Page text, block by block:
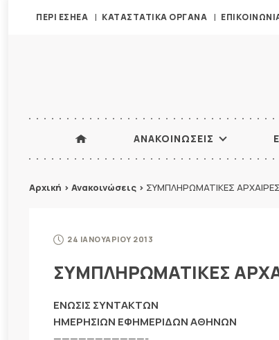
ΠΕΡΙ ΕΣΗΕΑ ΚΑΤΑΣΤΑΤΙΚΑ ΟΡΓΑΝΑ
ΑΝΑΚΟΙΝΩΣΕΙΣ
Αρχική > Ανακοινώσεις > ΣΥΜΠΛΗΡΩΜΑΤΙΚΕΣ
24 ΙΑΝΟΥΑΡΙΟΥ 2013
ΣΥΜΠΛΗΡΩΜΑΤΙΚΕΣ
ENΩΣΙΣ ΣΥΝΤΑΚΤΩΝ
ΗΜΕΡΗΣΙΩΝ ΕΦΗΜΕΡΙΔΩΝ ΑΘΗΝΩΝ